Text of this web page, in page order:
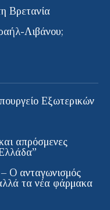
Βρετανία
Λιβάνου;
Εξωτερικών
απρόσμενες
Ο ανταγωνισμός
τα νέα φάρμακα